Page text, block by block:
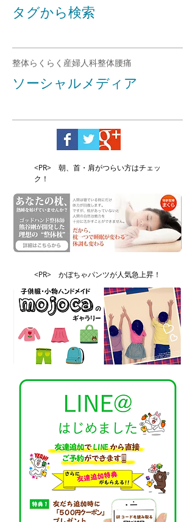
タグから検索
整体らくらく 産婦人科整体腰痛
ソーシャルメディア
<PR> 朝、首・肩がつらい方はチェッ
ク！
<PR> かぼちゃパンツが人気急上昇！